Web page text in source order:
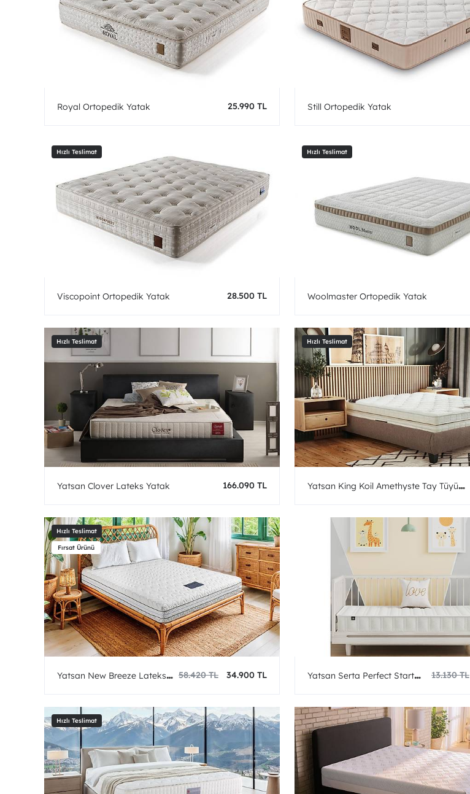
Royal Ortopedik Yatak 25.990 TL Still Ortopedik Yatak
Viscopoint Ortopedik Yatak 28.500 TL Woolmaster Ortopedik Yatak
Yatsan Clover Lateks Yatak 166.090 TL
Yatsan King Koil Amethyste Tay Tüyü
Yatsan New Breeze Lateks
58.420 TL 34.900 TL
Yatsan Serta Perfect Start
13.130 TL